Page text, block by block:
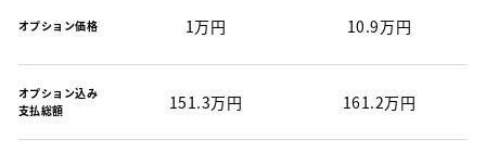
オプション価格 1万円 10.9万円
オプション込み
支払総額
151.3万円 161.2万円